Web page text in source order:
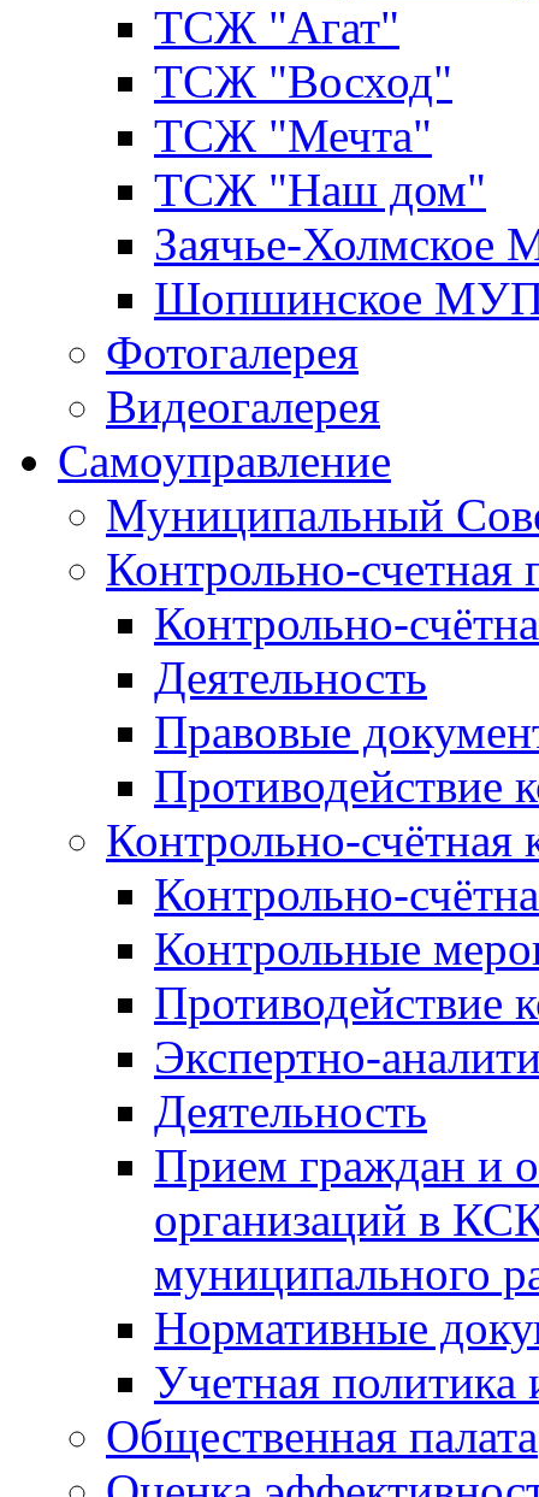
ТСЖ "Агат"
ТСЖ "Восход"
ТСЖ "Мечта"
ТСЖ "Наш дом"
Заячье-
Шопшинское
Фотогалерея
Видеогалерея
Самоуправление
Муниципальный
Контрольно-счетная
Контрольно-
Деятельность
Правовые
Противодействие
Контрольно-счётная
Контрольно-
Контрольные
Противодействие
Экспертно-
Деятельность
Прием граждан и
организаций в
муниципального
Нормативные
Учетная политика
Общественная палата